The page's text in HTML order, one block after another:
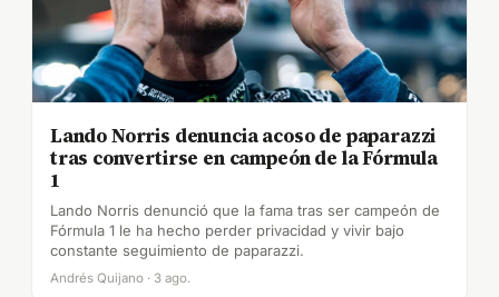
Lando Norris denuncia acoso de paparazzi
tras convertirse en campeón de la Fórmula
1
Lando Norris denunció que la fama tras ser campeón de
Fórmula 1 le ha hecho perder privacidad y vivir bajo
constante seguimiento de paparazzi.
Andrés Quijano · 3 ago.